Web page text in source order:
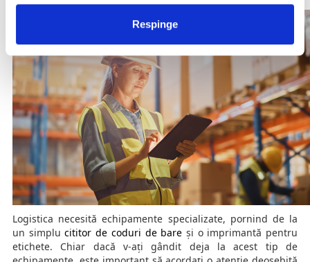
Respinge
Logistica necesită echipamente specializate, pornind de la
un simplucititor de coduri de bare și o imprimantă pentru
etichete. Chiar dacă v-ați gândit deja la acest tip de